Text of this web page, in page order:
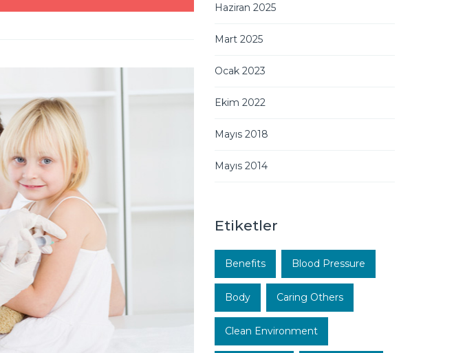
Haziran 2025
Mart 2025
Ocak 2023
Ekim 2022
Mayıs 2018
Mayıs 2014
Etiketler
Benefits Blood Pressure
Body Caring Others
Clean Environment